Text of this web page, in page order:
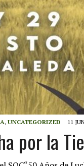
, UNCATEGORIZED 11
por la